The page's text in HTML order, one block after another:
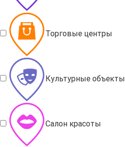
Торговые центры
Культурные объекты
Салон красоты